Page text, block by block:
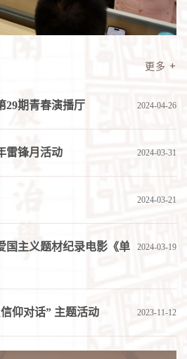
更多 +
2024-04-26
29期青春演播厅
2024-03-31
雷锋月活动
2024-03-21
2024-03-19
国主义题材纪录电影《单
2023-11-12
仰对话” 主题活动